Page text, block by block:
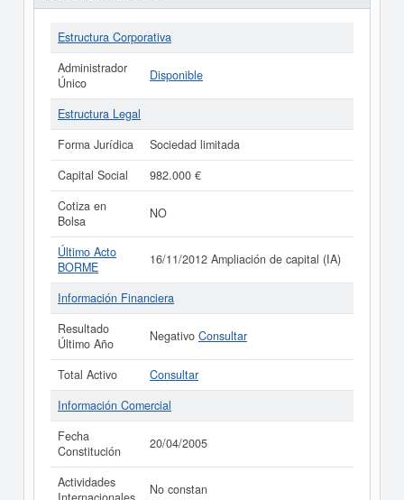
Estructura Corporativa
Administrador
Único
Disponible
Estructura Legal
Forma Jurídica
Sociedad limitada
Capital Social
982.000 €
Cotiza en
Bolsa
NO
Último Acto
BORME
16/11/2012 Ampliación de capital (IA)
Información Financiera
Resultado
Último Año
Negativo Consultar
Total Activo
Consultar
Información Comercial
Fecha
Constitución
20/04/2005
Actividades
No constan